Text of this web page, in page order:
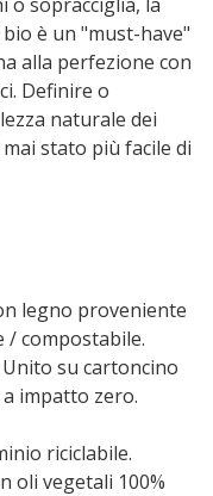
è un "must-have"
alla perfezione con
Definire o
naturale dei
stato più facile di
legno proveniente
/ compostabile.
su cartoncino
impatto zero.
riciclabile.
oli vegetali 100%